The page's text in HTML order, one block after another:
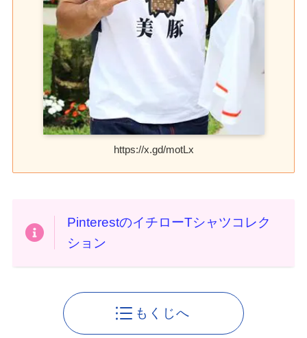
https://x.gd/motLx
PinterestのイチローTシャツコレク
ション
もくじへ